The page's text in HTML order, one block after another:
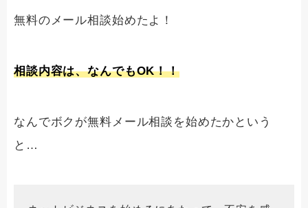
無料のメール相談始めたよ！
相談内容は、なんでもOK！！
なんでボクが無料メール相談を始めたかという
と…